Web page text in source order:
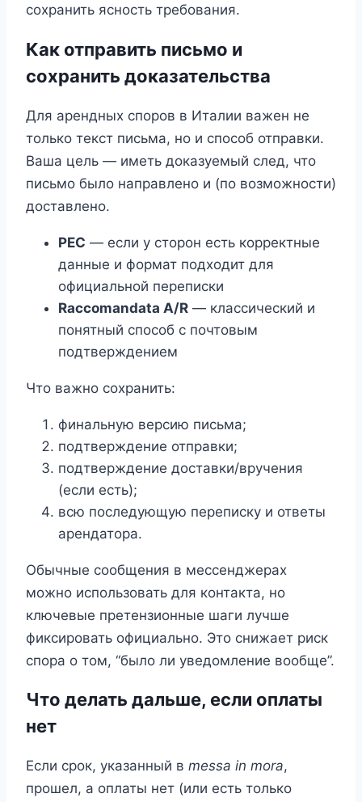
сохранить ясность требования.
Как отправить письмо и
сохранить доказательства
Для арендных споров в Италии важен не
только текст письма, но и способ отправки.
Ваша цель — иметь доказуемый след, что
письмо было направлено и (по возможности)
доставлено.
PEC — если у сторон есть корректные
данные и формат подходит для
официальной переписки
Raccomandata A/R — классический и
понятный способ с почтовым
подтверждением
Что важно сохранить:
финальную версию письма;
подтверждение отправки;
подтверждение доставки/вручения
(если есть);
всю последующую переписку и ответы
арендатора.
Обычные сообщения в мессенджерах
можно использовать для контакта, но
ключевые претензионные шаги лучше
фиксировать официально. Это снижает риск
спора о том, “было ли уведомление вообще”.
Что делать дальше, если оплаты
нет
Если срок, указанный в messa in mora,
прошел, а оплаты нет (или есть только